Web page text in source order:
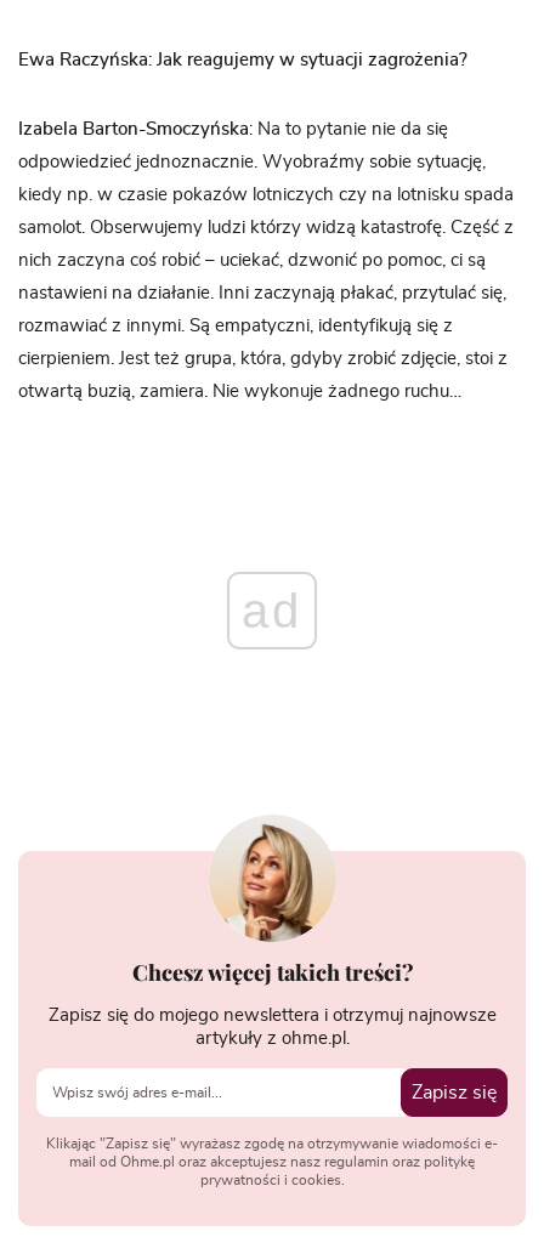
Ewa Raczyńska: Jak reagujemy w sytuacji zagrożenia?
Izabela Barton-Smoczyńska: Na to pytanie nie da się
odpowiedzieć jednoznacznie. Wyobraźmy sobie sytuację,
kiedy np. w czasie pokazów lotniczych czy na lotnisku spada
samolot. Obserwujemy ludzi którzy widzą katastrofę. Część z
nich zaczyna coś robić – uciekać, dzwonić po pomoc, ci są
nastawieni na działanie. Inni zaczynają płakać, przytulać się,
rozmawiać z innymi. Są empatyczni, identyfikują się z
cierpieniem. Jest też grupa, która, gdyby zrobić zdjęcie, stoi z
otwartą buzią, zamiera. Nie wykonuje żadnego ruchu…
ad
Chcesz więcej takich treści?
Zapisz się do mojego newslettera i otrzymuj najnowsze
artykuły z ohme.pl.
Zapisz się
Klikając "Zapisz się" wyrażasz zgodę na otrzymywanie wiadomości e-
mail od Ohme.pl oraz akceptujesz nasz regulamin oraz politykę
prywatności i cookies.